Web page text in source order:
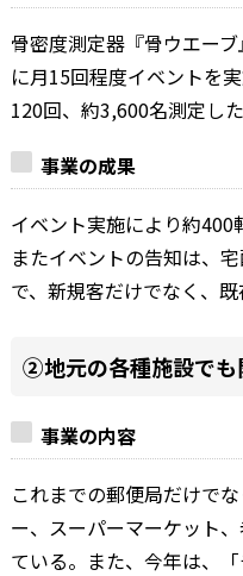
骨密度測定器『骨ウエー
に月15回程度イベントを
120回、約3,600名測定した
事業の成果
イベント実施により約400
またイベントの告知は、
で、新規客だけでなく、
②地元の各種施設でも
事業の内容
これまでの郵便局だけで
ー、スーパーマーケット
ている。また、今年は、